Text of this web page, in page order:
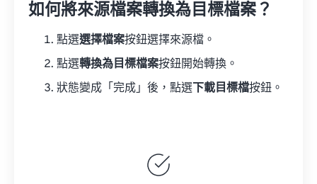
如何將來源檔案轉換為目標檔案？
點選選擇檔案按鈕選擇來源檔。
點選轉換為目標檔案按鈕開始轉換。
狀態變成「完成」後，點選 下載目標檔按鈕。